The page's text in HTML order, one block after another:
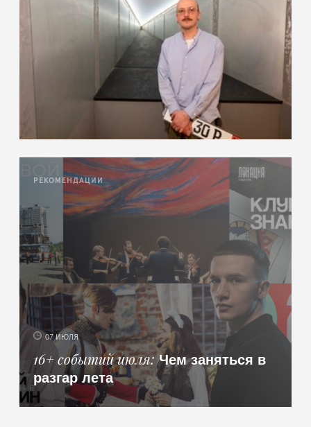
РЕКОМЕНДАЦИИ
07 ИЮЛЯ
16+ событий июля Чем заняться в
разгар лета